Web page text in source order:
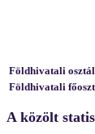
Földhivatali
Földhivatali
A közölt